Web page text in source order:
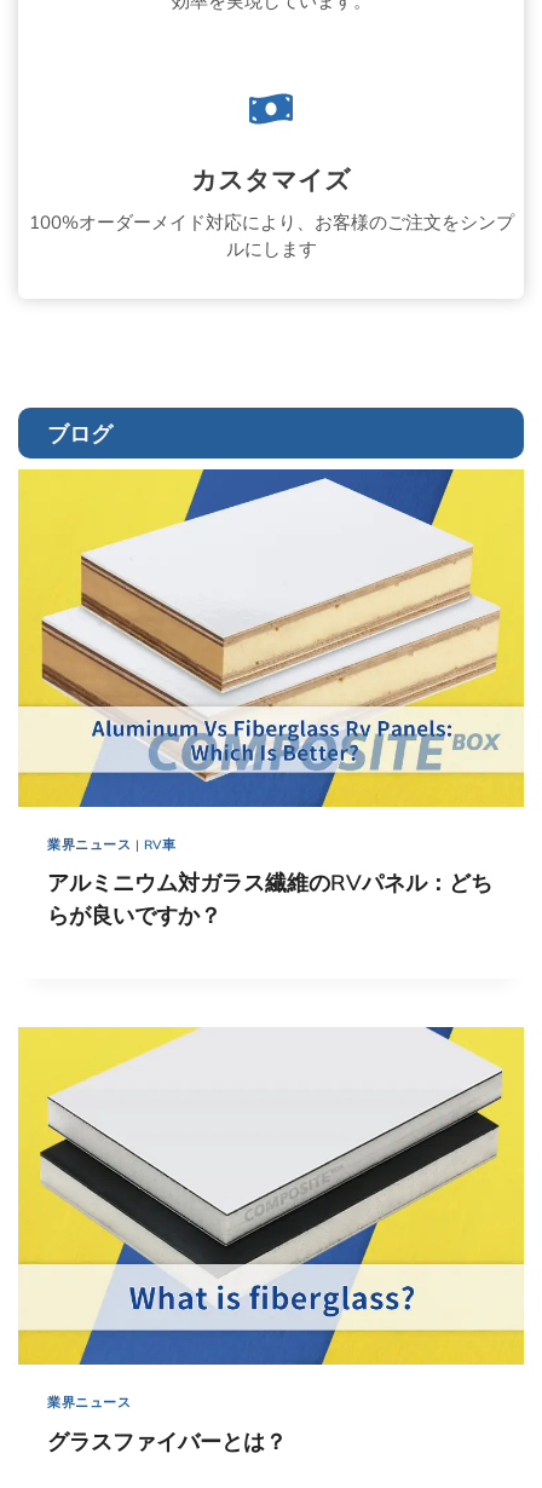
カスタマイズ
100%オーダーメイド対応により、お客様のご注文をシンプ
ルにします
ブログ
業界ニュース | RV車
アルミニウム対ガラス繊維のRVパネル：どち
らが良いですか？
業界ニュース
グラスファイバーとは？